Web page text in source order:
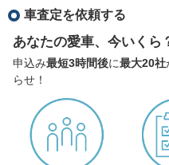
車査定を依頼する
あなたの愛車、今いくら
申込み最短3時間後に最大20社
らせ！